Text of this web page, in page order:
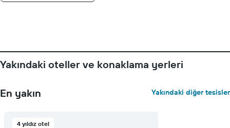
ekseni
içerir
Yakındaki oteller ve konaklama yerleri
En yakın Yakındaki diğer tesisler
4 yıldız otel